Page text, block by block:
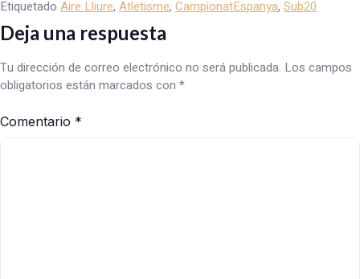
Etiquetado Aire Lliure, Atletisme, CampionatEspanya, Sub20
Deja una respuesta
Tu dirección de correo electrónico no será publicada. Los campos
obligatorios están marcados con *
Comentario *